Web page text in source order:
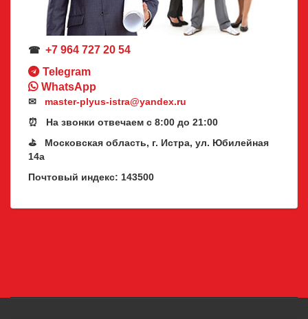
☎ +7 964 727 20 54
Telegram
WhatsApp
✉ master-plyus-istra@yandex.ru
⏰ На звонки отвечаем с 8:00 до 21:00
⛳ Московская область, г. Истра, ул. Юбилейная
14а
Почтовый индекс: 143500